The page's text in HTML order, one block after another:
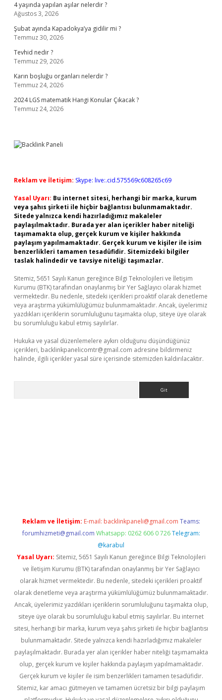
4 yaşında yapılan aşılar nelerdir ?
Ağustos 3, 2026
Şubat ayında Kapadokya’ya gidilir mi ?
Temmuz 30, 2026
Tevhid nedir ?
Temmuz 29, 2026
Karın boşluğu organları nelerdir ?
Temmuz 24, 2026
2024 LGS matematik Hangi Konular Çıkacak ?
Temmuz 24, 2026
Reklam ve İletişim: Skype: live:.cid.575569c608265c69
Yasal Uyarı: Bu internet sitesi, herhangi bir marka, kurum
veya şahıs şirketi ile hiçbir bağlantısı bulunmamaktadır.
Sitede yalnızca kendi hazırladığımız makaleler
paylaşılmaktadır. Burada yer alan içerikler haber niteliği
taşımamakta olup, gerçek kurum ve kişiler hakkında
paylaşım yapılmamaktadır. Gerçek kurum ve kişiler ile isim
benzerlikleri tamamen tesadüfidir. Sitemizdeki bilgiler
taslak halindedir ve tavsiye niteliği taşımazlar.
Sitemiz, 5651 Sayılı Kanun gereğince Bilgi Teknolojileri ve İletişim
Kurumu (BTK) tarafından onaylanmış bir Yer Sağlayıcı olarak hizmet
vermektedir. Bu nedenle, sitedeki içerikleri proaktif olarak denetleme
veya araştırma yükümlülüğümüz bulunmamaktadır. Ancak, üyelerimiz
yazdıkları içeriklerin sorumluluğunu taşımakta olup, siteye üye olarak
bu sorumluluğu kabul etmiş sayılırlar.
Hukuka ve yasal düzenlemelere aykırı olduğunu düşündüğünüz
içerikleri, backlinkpanelicomtr@gmail.com adresine bildirmeniz
halinde, ilgili içerikler yasal süre içerisinde sitemizden kaldırılacaktır.
Reklam ve İletişim: E-mail: backlinkpaneli@gmail.com Teams:
forumhizmeti@gmail.com Whatsapp: 0262 606 0 726 Telegram:
@karabul
Yasal Uyarı: Sitemiz, 5651 Sayılı Kanun gereğince Bilgi Teknolojileri
ve İletişim Kurumu (BTK) tarafından onaylanmış bir Yer Sağlayıcı
olarak hizmet vermektedir. Bu nedenle, sitedeki içerikleri proaktif
olarak denetleme veya araştırma yükümlülüğümüz bulunmamaktadır.
Ancak, üyelerimiz yazdıkları içeriklerin sorumluluğunu taşımakta olup,
siteye üye olarak bu sorumluluğu kabul etmiş sayılırlar. Bu internet
sitesi, herhangi bir marka, kurum veya şahıs şirketi ile hiçbir bağlantısı
bulunmamaktadır. Sitede yalnızca kendi hazırladığımız makaleler
paylaşılmaktadır. Burada yer alan içerikler haber niteliği taşımamakta
olup, gerçek kurum ve kişiler hakkında paylaşım yapılmamaktadır.
Gerçek kurum ve kişiler ile isim benzerlikleri tamamen tesadüfidir.
Sitemiz, kar amacı gütmeyen ve tamamen ücretsiz bir bilgi paylaşım